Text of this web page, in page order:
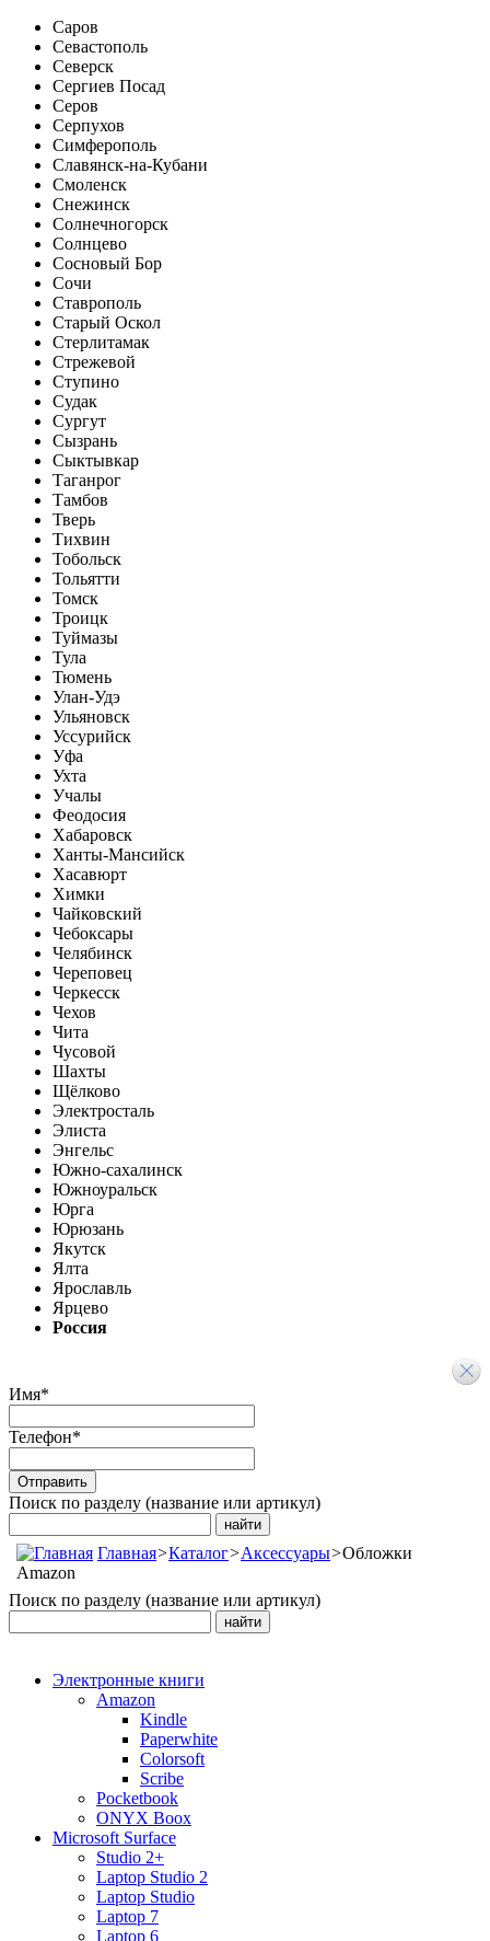
Саров
Севастополь
Северск
Сергиев Посад
Серов
Серпухов
Симферополь
Славянск-на-Кубани
Смоленск
Снежинск
Солнечногорск
Солнцево
Сосновый Бор
Сочи
Ставрополь
Старый Оскол
Стерлитамак
Стрежевой
Ступино
Судак
Сургут
Сызрань
Сыктывкар
Таганрог
Тамбов
Тверь
Тихвин
Тобольск
Тольятти
Томск
Троицк
Туймазы
Тула
Тюмень
Улан-Удэ
Ульяновск
Уссурийск
Уфа
Ухта
Учалы
Феодосия
Хабаровск
Ханты-Мансийск
Хасавюрт
Химки
Чайковский
Чебоксары
Челябинск
Череповец
Черкесск
Чехов
Чита
Чусовой
Шахты
Щёлково
Электросталь
Элиста
Энгельс
Южно-сахалинск
Южноуральск
Юрга
Юрюзань
Якутск
Ялта
Ярославль
Ярцево
Россия
Имя*
Телефон*
Поиск по разделу (название или артикул)
Главная>Каталог>Аксессуары>Обложки
Amazon
Поиск по разделу (название или артикул)
Электронные книги
Amazon
Kindle
Paperwhite
Colorsoft
Scribe
Pocketbook
ONYX Boox
Microsoft Surface
Studio 2+
Laptop Studio 2
Laptop Studio
Laptop 7
Laptop 6